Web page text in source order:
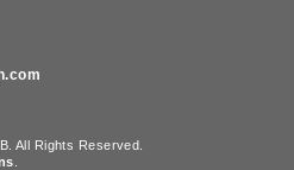
All Rights Reserved.